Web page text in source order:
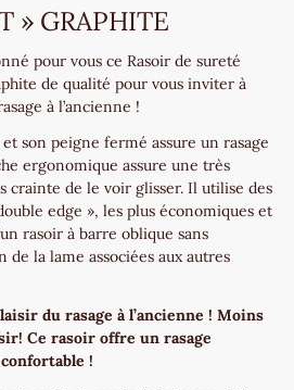
» GRAPHITE
pour vous ce Rasoir de sureté
de qualité pour vous inviter à
à l’ancienne !
son peigne fermé assure un rasage
ergonomique assure une très
crainte de le voir glisser. Il utilise des
edge », les plus économiques et
rasoir à barre oblique sans
de la lame associées aux autres
du rasage à l’ancienne ! Moins
Ce rasoir offre un rasage
!